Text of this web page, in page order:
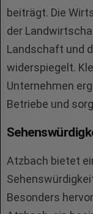
beiträgt. Die
der
Landschaft und
widerspiegelt.
Unternehmen
Betriebe und
Atzbach bietet
Besonders